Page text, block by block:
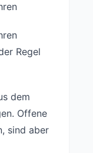
Regel
dem
Offene
sind aber